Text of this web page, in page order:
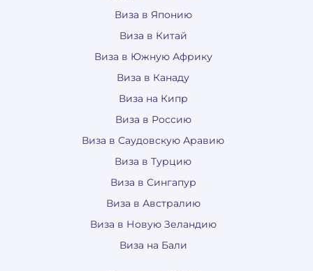
Виза в Японию
Виза в Китай
Виза в Южную Африку
Виза в Канаду
Виза на Кипр
Виза в Россию
Виза в Саудовскую Аравию
Виза в Турцию
Виза в Сингапур
Виза в Австралию
Виза в Новую Зеландию
Виза на Бали